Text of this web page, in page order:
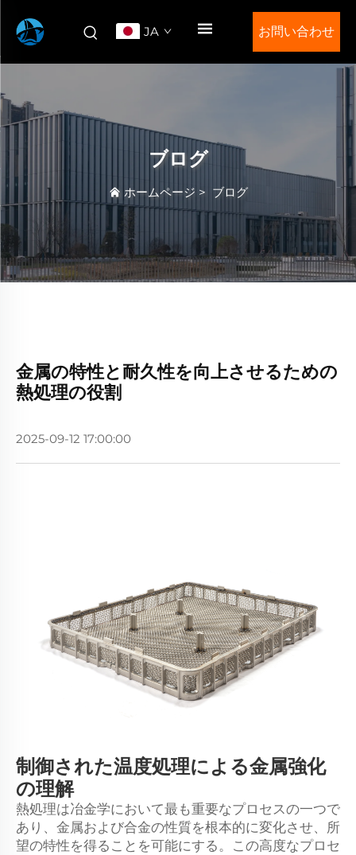
JA お問い合わせ
ブログ
ホームページ > ブログ
金属の特性と耐久性を向上させるための
熱処理の役割
2025-09-12 17:00:00
制御された温度処理による金属強化
の理解
熱処理は冶金学において最も重要なプロセスの一つで
あり、金属および合金の性質を根本的に変化させ、所
望の特性を得ることを可能にする。この高度なプロセ